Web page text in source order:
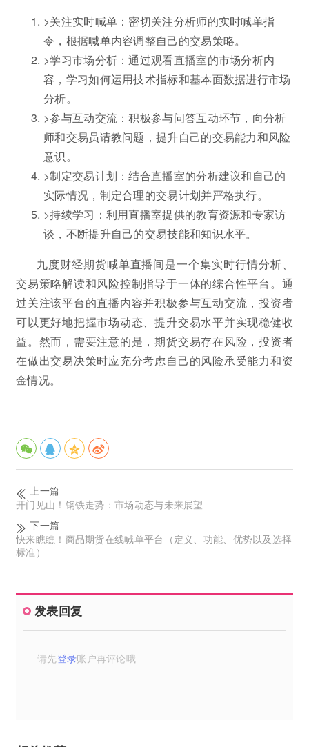
>关注实时喊单：密切关注分析师的实时喊单指
令，根据喊单内容调整自己的交易策略。
>学习市场分析：通过观看直播室的市场分析内
容，学习如何运用技术指标和基本面数据进行市场
分析。
>参与互动交流：积极参与问答互动环节，向分析
师和交易员请教问题，提升自己的交易能力和风险
意识。
>制定交易计划：结合直播室的分析建议和自己的
实际情况，制定合理的交易计划并严格执行。
>持续学习：利用直播室提供的教育资源和专家访
谈，不断提升自己的交易技能和知识水平。
九度财经期货喊单直播间是一个集实时行情分析、
交易策略解读和风险控制指导于一体的综合性平台。通
过关注该平台的直播内容并积极参与互动交流，投资者
可以更好地把握市场动态、提升交易水平并实现稳健收
益。然而，需要注意的是，期货交易存在风险，投资者
在做出交易决策时应充分考虑自己的风险承受能力和资
金情况。
上一篇
开门见山！钢铁走势：市场动态与未来展望
下一篇
快来瞧瞧！商品期货在线喊单平台（定义、功能、优势以及选择
标准）
发表回复
请先登录账户再评论哦